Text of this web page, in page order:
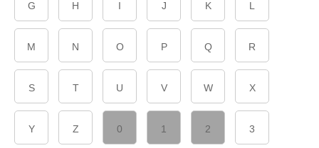
G H I J K L
M N O P Q R
S T U V W X
Y Z 0 1 2 3